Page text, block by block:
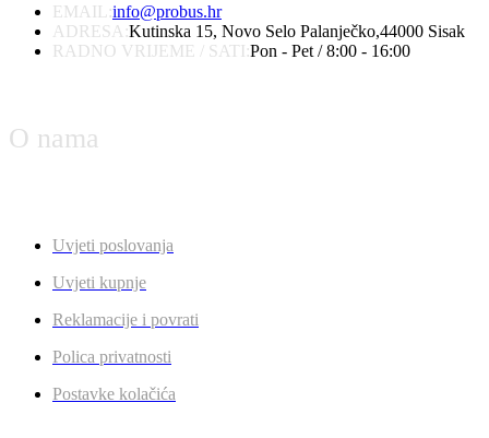
EMAIL:info@probus.hr
ADRESA:Kutinska 15, Novo Selo Palanječko,44000 Sisak
RADNO VRIJEME / SATI:Pon - Pet / 8:00 - 16:00
O nama
Uvjeti poslovanja
Uvjeti kupnje
Reklamacije i povrati
Polica privatnosti
Postavke kolačića